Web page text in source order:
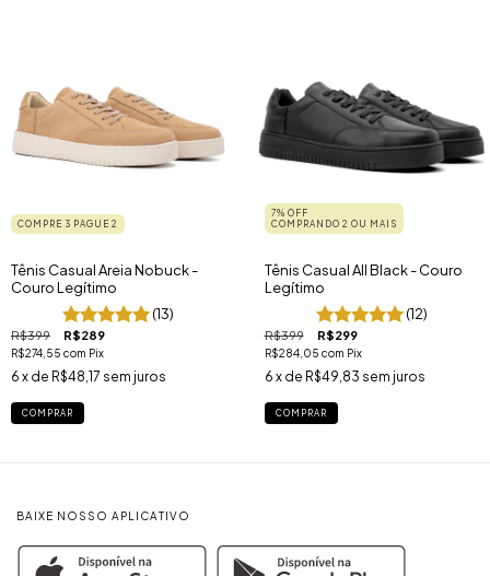
COMPRE 3 PAGUE 2
Tênis Casual Areia Nobuck -
Couro Legítimo
(13)
R$399 R$289
R$274,55 com Pix
6 x de R$48,17 sem juros
COMPRAR
7% OFF
COMPRANDO 2 OU MAIS
Tênis Casual All Black - Couro
Legítimo
(12)
R$399 R$299
R$284,05 com Pix
6 x de R$49,83 sem juros
COMPRAR
BAIXE NOSSO APLICATIVO